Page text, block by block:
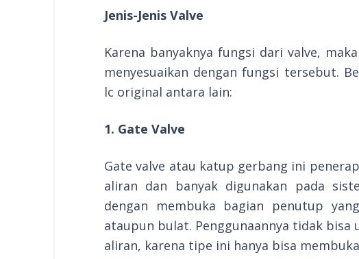
Jenis-Jenis Valve
Karena banyaknya fungsi dari valve,
menyesuaikan dengan fungsi tersebut.
lc original antara lain:
1. Gate Valve
Gate valve atau katup gerbang ini
aliran dan banyak digunakan pada
dengan membuka bagian penutup
ataupun bulat. Penggunaannya tidak
aliran, karena tipe ini hanya bisa